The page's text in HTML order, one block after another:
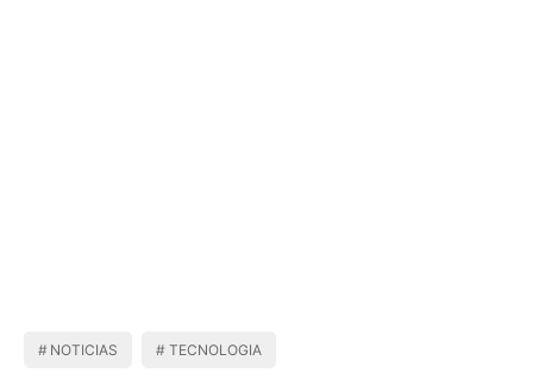
NOTICIAS TECNOLOGIA